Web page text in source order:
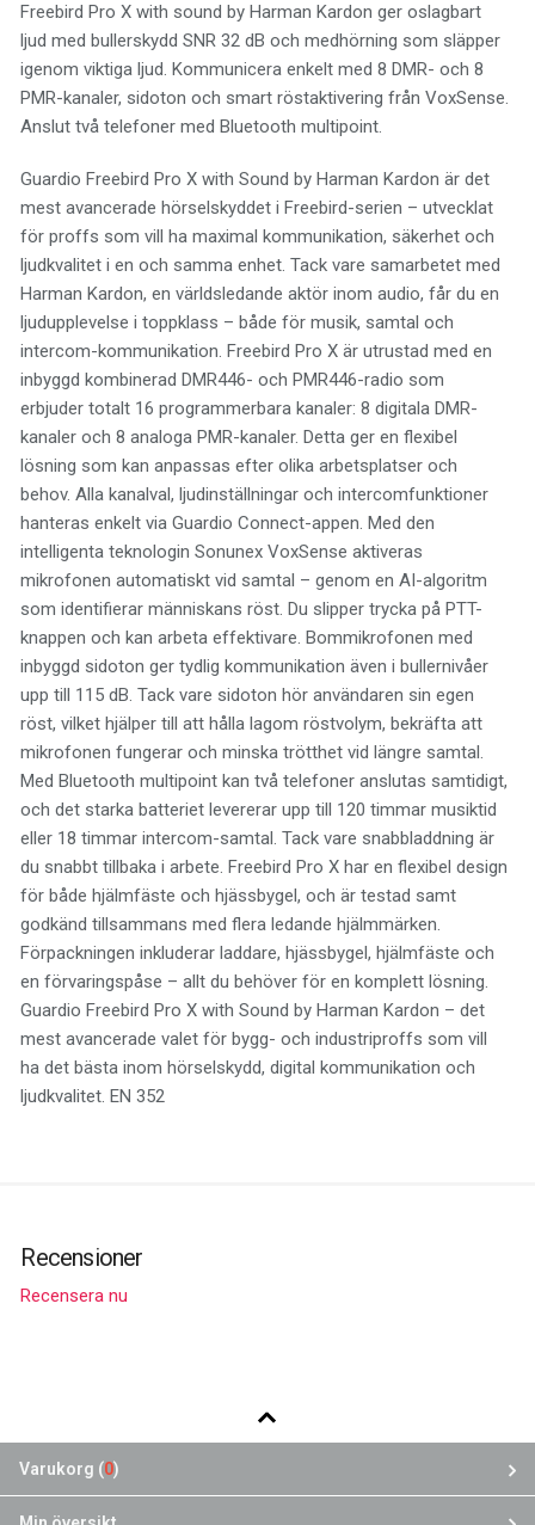
Freebird Pro X with sound by Harman Kardon ger oslagbart
ljud med bullerskydd SNR 32 dB och medhörning som släpper
igenom viktiga ljud. Kommunicera enkelt med 8 DMR- och 8
PMR-kanaler, sidoton och smart röstaktivering från VoxSense.
Anslut två telefoner med Bluetooth multipoint.
Guardio Freebird Pro X with Sound by Harman Kardon är det
mest avancerade hörselskyddet i Freebird-serien – utvecklat
för proffs som vill ha maximal kommunikation, säkerhet och
ljudkvalitet i en och samma enhet. Tack vare samarbetet med
Harman Kardon, en världsledande aktör inom audio, får du en
ljudupplevelse i toppklass – både för musik, samtal och
intercom-kommunikation. Freebird Pro X är utrustad med en
inbyggd kombinerad DMR446- och PMR446-radio som
erbjuder totalt 16 programmerbara kanaler: 8 digitala DMR-
kanaler och 8 analoga PMR-kanaler. Detta ger en flexibel
lösning som kan anpassas efter olika arbetsplatser och
behov. Alla kanalval, ljudinställningar och intercomfunktioner
hanteras enkelt via Guardio Connect-appen. Med den
intelligenta teknologin Sonunex VoxSense aktiveras
mikrofonen automatiskt vid samtal – genom en AI-algoritm
som identifierar människans röst. Du slipper trycka på PTT-
knappen och kan arbeta effektivare. Bommikrofonen med
inbyggd sidoton ger tydlig kommunikation även i bullernivåer
upp till 115 dB. Tack vare sidoton hör användaren sin egen
röst, vilket hjälper till att hålla lagom röstvolym, bekräfta att
mikrofonen fungerar och minska trötthet vid längre samtal.
Med Bluetooth multipoint kan två telefoner anslutas samtidigt,
och det starka batteriet levererar upp till 120 timmar musiktid
eller 18 timmar intercom-samtal. Tack vare snabbladdning är
du snabbt tillbaka i arbete. Freebird Pro X har en flexibel design
för både hjälmfäste och hjässbygel, och är testad samt
godkänd tillsammans med flera ledande hjälmmärken.
Förpackningen inkluderar laddare, hjässbygel, hjälmfäste och
en förvaringspåse – allt du behöver för en komplett lösning.
Guardio Freebird Pro X with Sound by Harman Kardon – det
mest avancerade valet för bygg- och industriproffs som vill
ha det bästa inom hörselskydd, digital kommunikation och
ljudkvalitet. EN 352
Recensioner
Recensera nu
Varukorg (0)